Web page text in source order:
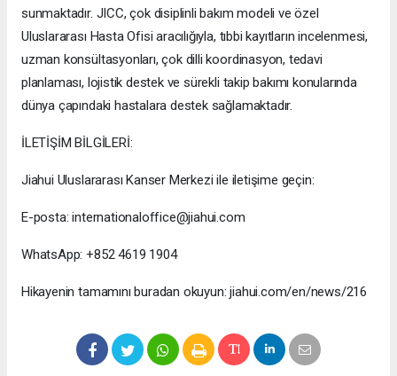
sunmaktadır. JICC, çok disiplinli bakım modeli ve özel
Uluslararası Hasta Ofisi aracılığıyla, tıbbi kayıtların incelenmesi,
uzman konsültasyonları, çok dilli koordinasyon, tedavi
planlaması, lojistik destek ve sürekli takip bakımı konularında
dünya çapındaki hastalara destek sağlamaktadır.
İLETİŞİM BİLGİLERİ:
Jiahui Uluslararası Kanser Merkezi ile iletişime geçin:
E-posta: internationaloffice@jiahui.com
WhatsApp: +852 4619 1904
Hikayenin tamamını buradan okuyun: jiahui.com/en/news/216